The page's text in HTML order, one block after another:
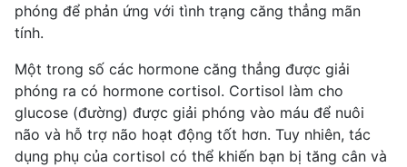
phóng để phản ứng với tình trạng căng thẳng mãn
tính.
Một trong số các hormone căng thẳng được giải
phóng ra có hormone cortisol. Cortisol làm cho
glucose (đường) được giải phóng vào máu để nuôi
não và hỗ trợ não hoạt động tốt hơn. Tuy nhiên, tác
dụng phụ của cortisol có thể khiến bạn bị tăng cân và